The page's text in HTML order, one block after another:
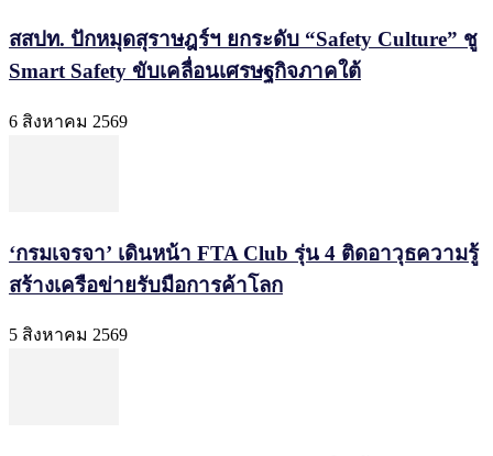
สสปท. ปักหมุดสุราษฎร์ฯ ยกระดับ “Safety Culture” ชู
Smart Safety ขับเคลื่อนเศรษฐกิจภาคใต้
6 สิงหาคม 2569
‘กรมเจรจา’ เดินหน้า FTA Club รุ่น 4 ติดอาวุธความรู้
สร้างเครือข่ายรับมือการค้าโลก
5 สิงหาคม 2569